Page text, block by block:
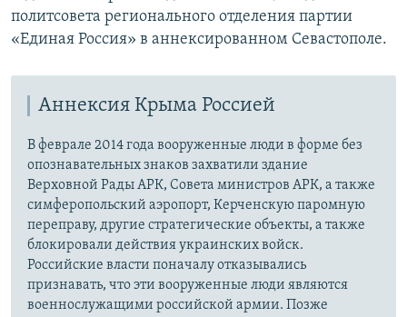
политсовета регионального отделения партии
«Единая Россия» в аннексированном Севастополе.
Аннексия Крыма Россией
В феврале 2014 года вооруженные люди в форме без
опознавательных знаков захватили здание
Верховной Рады АРК, Совета министров АРК, а также
симферопольский аэропорт, Керченскую паромную
переправу, другие стратегические объекты, а также
блокировали действия украинских войск.
Российские власти поначалу отказывались
признавать, что эти вооруженные люди являются
военнослужащими российской армии. Позже